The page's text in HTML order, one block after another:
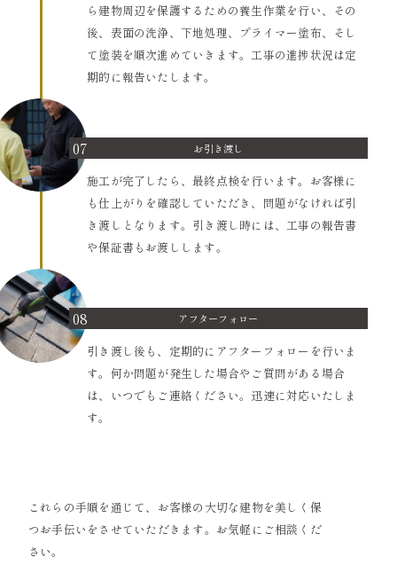
ら建物周辺を保護するための養生作業を行い、その
後、表面の洗浄、下地処理、プライマー塗布、そし
て塗装を順次進めていきます。工事の進捗状況は定
期的に報告いたします。
07 お引き渡し
施工が完了したら、最終点検を行います。お客様に
も仕上がりを確認していただき、問題がなければ引
き渡しとなります。引き渡し時には、工事の報告書
や保証書もお渡しします。
08 アフターフォロー
引き渡し後も、定期的にアフターフォローを行いま
す。何か問題が発生した場合やご質問がある場合
は、いつでもご連絡ください。迅速に対応いたしま
す。
これらの手順を通じて、お客様の大切な建物を美しく保
つお手伝いをさせていただきます。お気軽にご相談くだ
さい。